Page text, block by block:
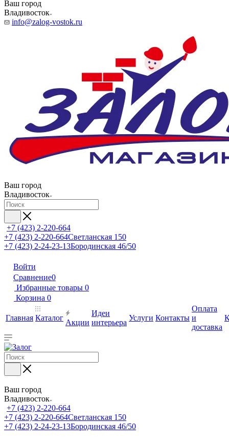
Ваш город
Владивосток
info@zalog-vostok.ru
Ваш город
Владивосток
+7 (423) 2-220-664
+7 (423) 2-220-664Светланская 150
+7 (423) 2-24-23-13Бородинская 46/50
Войти
Сравнение0
Избранные товары 0
Корзина 0
Главная Каталог
Акции
Идеи
интерьера
Услуги Контакты
Оплата
и
доставка
Ваш город
Владивосток
+7 (423) 2-220-664
+7 (423) 2-220-664Светланская 150
+7 (423) 2-24-23-13Бородинская 46/50